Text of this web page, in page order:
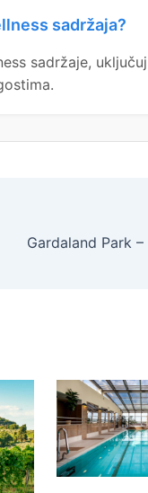
sadržaja?
sadržaje,